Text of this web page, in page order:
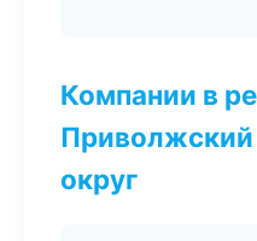
Компании в
округ